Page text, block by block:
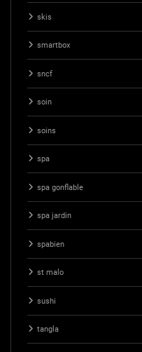
skis
smartbox
sncf
soin
soins
spa
spa gonflable
spa jardin
spabien
st malo
sushi
tangla